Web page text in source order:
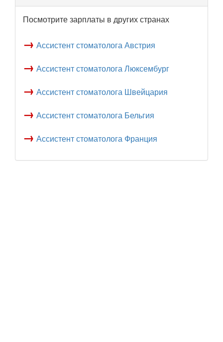
Посмотрите зарплаты в других странах
→ Ассистент стоматолога Австрия
→ Ассистент стоматолога Люксембург
→ Ассистент стоматолога Швейцария
→ Ассистент стоматолога Бельгия
→ Ассистент стоматолога Франция